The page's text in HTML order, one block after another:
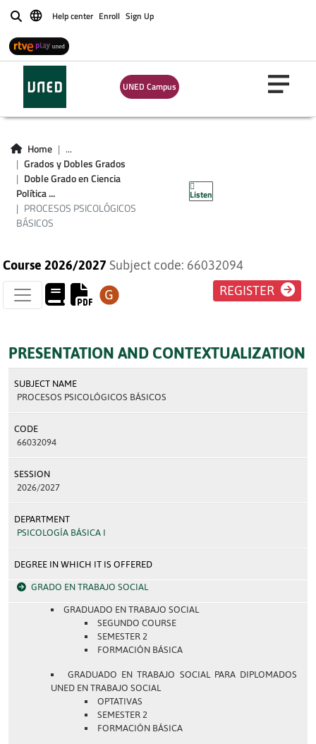
BuscarHelp center Enroll Sign Up
UNED Campus
Home
...
Grados y Dobles Grados
Doble Grado en Ciencia
Política ...
PROCESOS PSICOLÓGICOS
BÁSICOS
Listen
PROCESOS
PSICOLÓGICOS
BÁSICOS
Course 2026/2027 Subject code: 66032094
REGISTER
PRESENTATION AND CONTEXTUALIZATION
SUBJECT NAME
PROCESOS PSICOLÓGICOS BÁSICOS
CODE
66032094
SESSION
2026/2027
DEPARTMENT
PSICOLOGÍA BÁSICA I
DEGREE IN WHICH IT IS OFFERED
GRADO EN TRABAJO SOCIAL
GRADUADO EN TRABAJO SOCIAL
SEGUNDO COURSE
SEMESTER 2
FORMACIÓN BÁSICA
GRADUADO EN TRABAJO SOCIAL PARA DIPLOMADOS
UNED EN TRABAJO SOCIAL
OPTATIVAS
SEMESTER 2
FORMACIÓN BÁSICA